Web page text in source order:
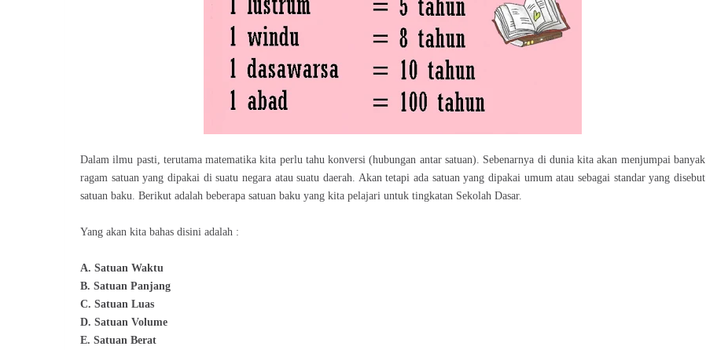
Dalam ilmu pasti, terutama matematika kita perlu tahu konversi (hubungan antar satuan). Sebenarnya di dunia kita akan menjumpai banyak
ragam satuan yang dipakai di suatu negara atau suatu daerah. Akan tetapi ada satuan yang dipakai umum atau sebagai standar yang disebut
satuan baku. Berikut adalah beberapa satuan baku yang kita pelajari untuk tingkatan Sekolah Dasar.
Yang akan kita bahas disini adalah :
A. Satuan Waktu
B. Satuan Panjang
C. Satuan Luas
D. Satuan Volume
E. Satuan Berat